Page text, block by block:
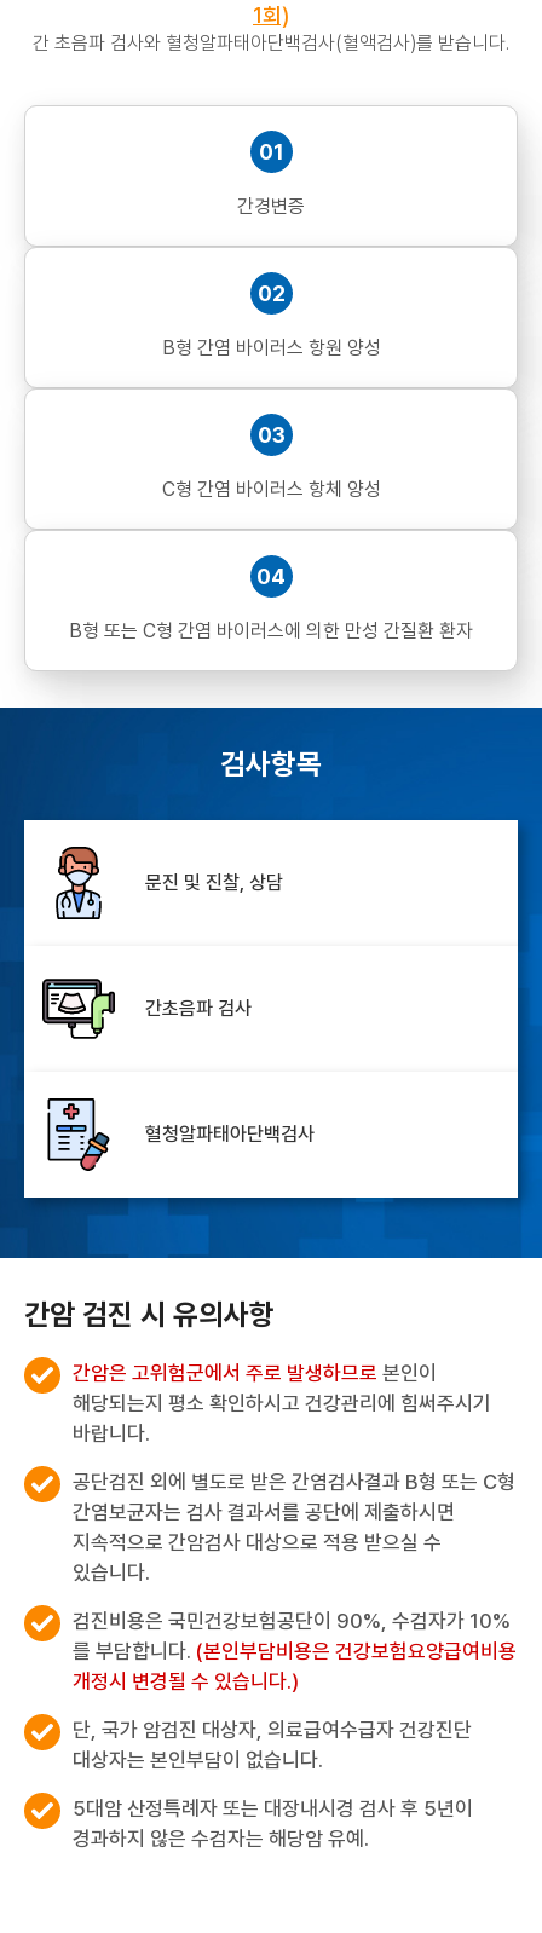
1회)
간 초음파 검사와 혈청알파태아단백검사(혈액검사)를 받습니다.
01
간경변증
02
B형 간염 바이러스 항원 양성
03
C형 간염 바이러스 항체 양성
04
B형 또는 C형 간염 바이러스에 의한 만성 간질환 환자
검사항목
문진 및 진찰, 상담
간초음파 검사
혈청알파태아단백검사
간암 검진 시 유의사항
간암은 고위험군에서 주로 발생하므로 본인이
해당되는지 평소 확인하시고 건강관리에 힘써주시기
바랍니다.
공단검진 외에 별도로 받은 간염검사결과 B형 또는 C형
간염보균자는 검사 결과서를 공단에 제출하시면
지속적으로 간암검사 대상으로 적용 받으실 수
있습니다.
검진비용은 국민건강보험공단이 90%, 수검자가 10%
를 부담합니다. (본인부담비용은 건강보험요양급여비용
개정시 변경될 수 있습니다.)
단, 국가 암검진 대상자, 의료급여수급자 건강진단
대상자는 본인부담이 없습니다.
5대암 산정특례자 또는 대장내시경 검사 후 5년이
경과하지 않은 수검자는 해당암 유예.